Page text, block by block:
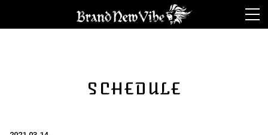
オンカジ スロット
ノ
オンラインカジノ 出金早い
SCHEDULE